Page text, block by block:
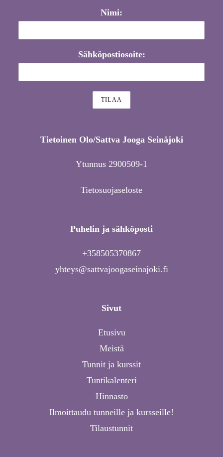
Nimi:
Sähköpostiosoite:
Tietoinen Olo/Sattva Jooga Seinäjoki
Ytunnus 2900509-1
Tietosuojaseloste
Puhelin ja sähköposti
+358505370867
yhteys@sattvajoogaseinajoki.fi
Sivut
Etusivu
Meistä
Tunnit ja kurssit
Tuntikalenteri
Hinnasto
Ilmoittaudu tunneille ja kursseille!
Tilaustunnit